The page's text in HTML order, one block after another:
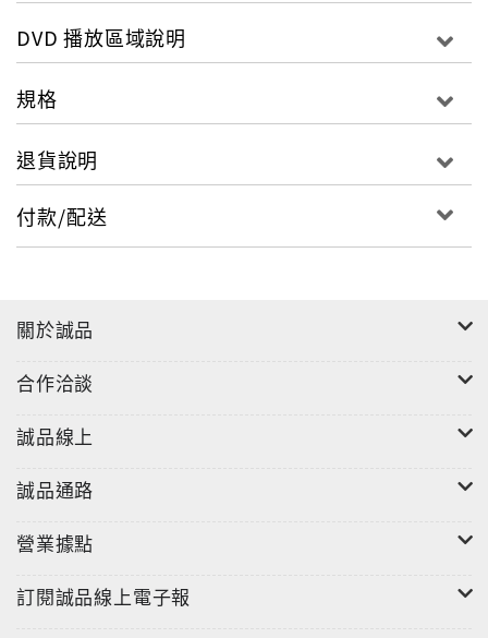
DVD 播放區域說明
規格
退貨說明
付款/配送
關於誠品
合作洽談
誠品線上
誠品通路
營業據點
訂閱誠品線上電子報